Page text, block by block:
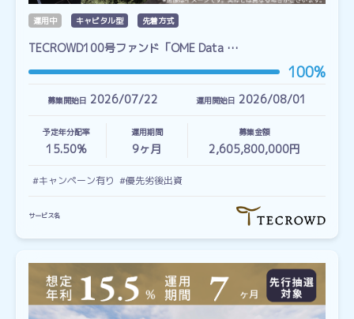
運用中 キャピタル型 先着方式
TECROWD100号ファンド「OME Data …
100%
募集開始日 2026/07/22 運用開始日 2026/08/01
予定年分配率
15.50%
運用期間
9ヶ月
募集金額
2,605,800,000円
#キャンペーン有り #優先劣後出資
サービス名